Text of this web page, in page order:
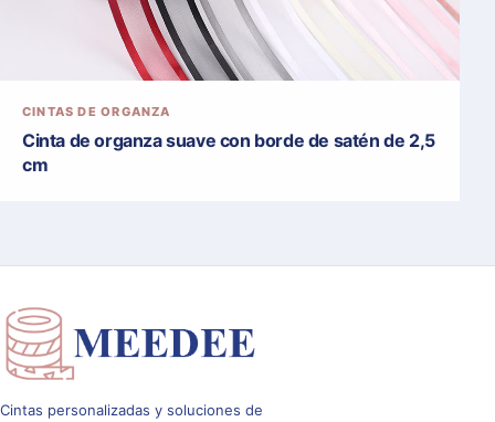
CINTAS DE ORGANZA
Cinta de organza suave con borde de satén de 2,5
cm
Cintas personalizadas y soluciones de